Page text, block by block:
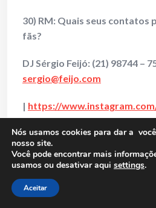
30) RM: Quais seus contatos
fãs?
DJ Sérgio Feijó: (21) 98744 –
sergio@feijo.com
| https://
| https://web.facebook.com/
id=100063543093669
Nós usamos cookies para dar a
nosso site.
Você pode encontrar mais
usamos ou desativar aqui settings.
Aceitar